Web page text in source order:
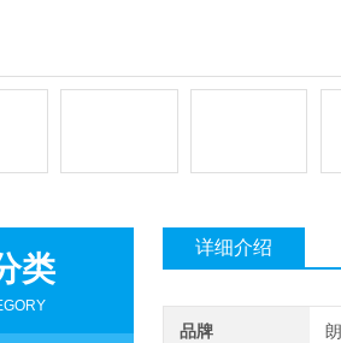
类
详细介绍
品牌